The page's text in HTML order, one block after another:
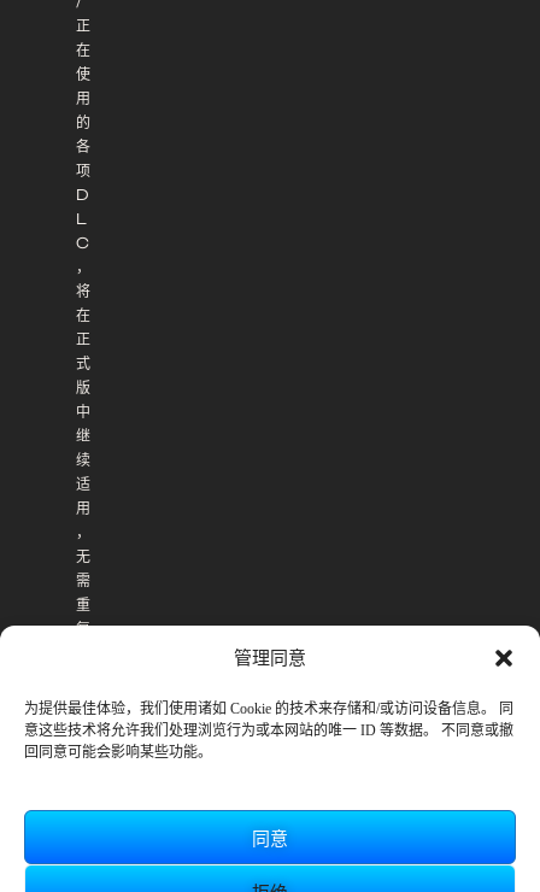
管理同意
为提供最佳体验，我们使用诸如 Cookie 的技术来存储和/或访问设备信息。 同
意这些技术将允许我们处理浏览行为或本网站的唯一 ID 等数据。 不同意或撤
回同意可能会影响某些功能。
同意
正
在
使
用
的
各
项
D
L
C
，
将
在
正
式
版
中
继
续
适
用
，
无
需
重
复
。